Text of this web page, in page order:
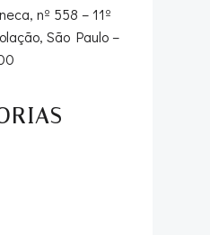
nº 558 – 11º
São Paulo –